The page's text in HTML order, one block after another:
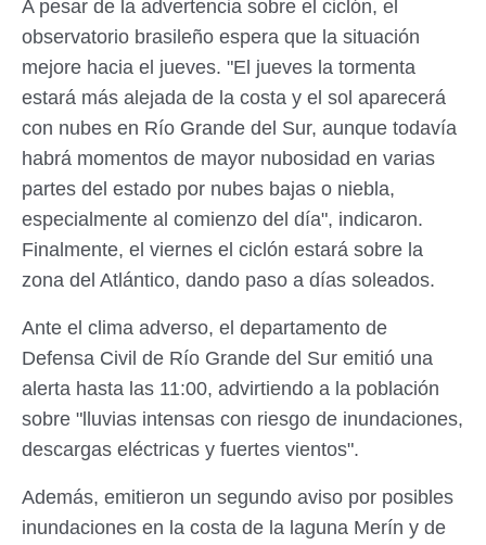
A pesar de la advertencia sobre el ciclón, el
observatorio brasileño espera que la situación
mejore hacia el jueves. "El jueves la tormenta
estará más alejada de la costa y el sol aparecerá
con nubes en Río Grande del Sur, aunque todavía
habrá momentos de mayor nubosidad en varias
partes del estado por nubes bajas o niebla,
especialmente al comienzo del día", indicaron.
Finalmente, el viernes el ciclón estará sobre la
zona del Atlántico, dando paso a días soleados.
Ante el clima adverso, el departamento de
Defensa Civil de Río Grande del Sur emitió una
alerta hasta las 11:00, advirtiendo a la población
sobre "lluvias intensas con riesgo de inundaciones,
descargas eléctricas y fuertes vientos".
Además, emitieron un segundo aviso por posibles
inundaciones en la costa de la laguna Merín y de